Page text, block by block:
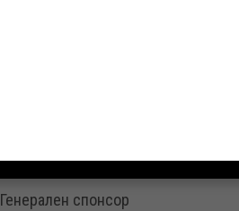
Генерален спонсор